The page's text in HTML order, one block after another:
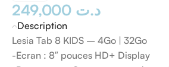
د.ت
Description
Lesia Tab 8 KIDS – 4Go | 32Go
-Ecran : 8″ pouces HD+ Display